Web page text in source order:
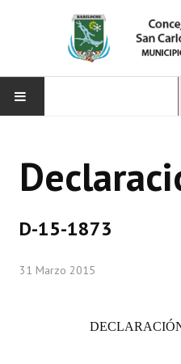
CONCEJO
D-15-1873
31 Marzo 2015